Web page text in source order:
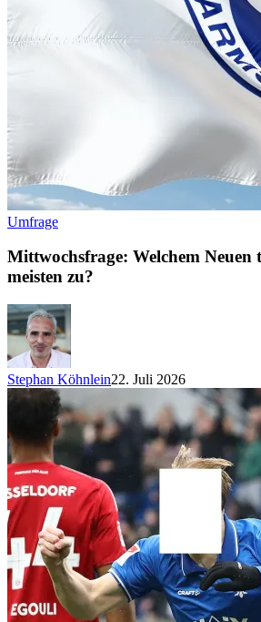
Umfrage
Mittwochsfrage: Welchem
meisten zu?
Stephan Köhnlein22. Juli 2026